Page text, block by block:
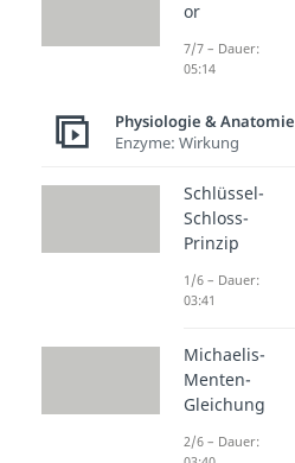
Ablauf
or
7/7 – Dauer:
05:14
Physiologie & Anatomie
Enzyme: Wirkung
Schlüssel-
Schloss-
Prinzip
1/6 – Dauer:
03:41
Michaelis-
Menten-
Gleichung
2/6 – Dauer: